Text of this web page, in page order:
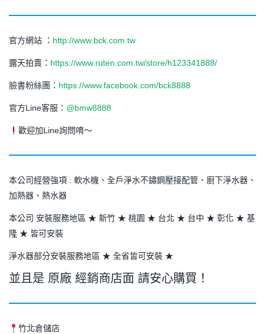
官方網站 ： http://www.bck.com.tw
露天拍賣： https://www.ruten.com.tw/store/h123341888/
臉書粉絲團： https://www.facebook.com/bck8888
官方Line客服： @bmw8888
歡迎加Line詢問唷～
本公司經營強項 : 軟水機、全戶淨水不鏽鋼壓接配管、廚下淨水器、
加熱器、熱水器
本公司 安裝服務地區 ★ 新竹 ★ 桃園 ★ 台北 ★ 台中 ★ 彰化 ★ 基
隆 ★ 皆可安裝
淨水器部分安裝服務地區 ★ 全省皆可安裝 ★
並且是 原廠 經銷商店面 請安心購買！
竹北倉儲店